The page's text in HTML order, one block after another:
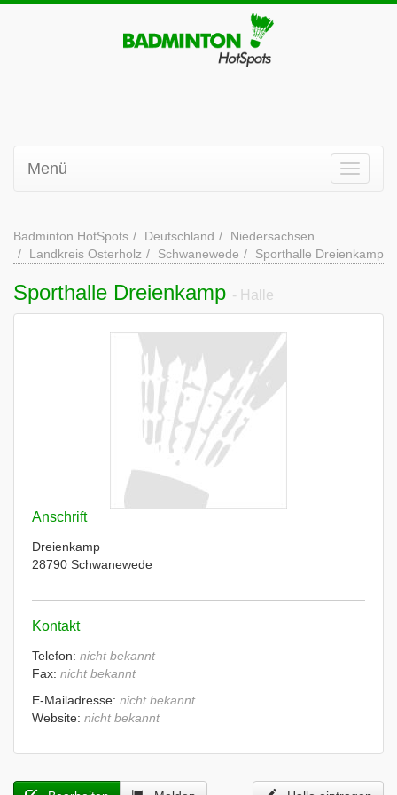
Menü
Badminton HotSpots Deutschland
Niedersachsen
Landkreis Osterholz
Schwanewede Sporthalle Dreienkamp
Sporthalle Dreienkamp - Halle
Anschrift
Dreienkamp
28790 Schwanewede
Kontakt
Telefon: nicht bekannt
Fax: nicht bekannt
E-Mailadresse: nicht bekannt
Website: nicht bekannt